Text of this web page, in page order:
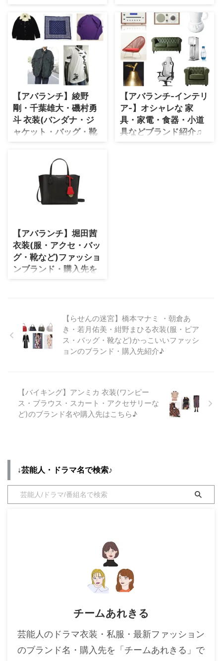
ブランド・購入先を全
話まとめ♪
高橋メアリージュンさんがアバラ
ンチで着用している衣装のブラン
ド名や購入先をリサーチして、最
終話まで随時更新していきます！
先を全話まとめ♪
【アバランチ-AVALANCHE-】木
村佳乃(きむらよしの)・山守美智
代(やまもりみちよ)役ドラマ衣装
速報♪ #アバランチ 初回放送まで
あと1日！
pic.twitter.com/P7BUCGkrTq —
25日第2話 綾野剛主演 アバラン
チ (@avalanche_ktv) October
17, 2021 【アバランチ】木村佳
乃さんの山守美智代(やまもりみ
ちよ)役衣装・ファッション(洋
服・アクセ・靴・バッグ・腕時
計・小道具など)のブランド名・
【アバランチ】綾野
剛・千葉雄大・磯村勇
斗 衣装(バンダナ・ジ
ャケット・バッグ・靴
など)かっこいいファッ
入先を全話まとめ♪
「アバランチ」綾野剛さんの衣装
をチェックして随時更新♪常識外
れのアウトロー集団「アバラン
【アバランチ-インテリ
ア-】オシャレな 家
具・家電・食器・小道
具などブランド紹介♫
「アバランチ」常識外れのアウト
【アバランチ】堀田茜
衣装(服・アクセ・バッ
グ・靴など)ファッショ
ンブランド・購入先を
全話まとめ♪
内閣官房副長官の秘書役ドラマ衣
装速報♪ #アバランチ 初回放送ま
であと1日！
pic.twitter.com/P7BUCGkrTq —
25日第2話 綾野剛主演 アバラン
服・アクセ・靴・バッグ・腕時
計・小道具など)のブランド名・
購入先をリサーチして紹介してい
【らせんの迷宮】橋本マナミ ・朝倉あ
き・若月佑美・紺野まひる衣装(服・ピア
ス・バッグ・靴など)かっこいいファッシ
ョンのブランド・購入先紹介♪
【バイキング】アンミカ 衣装(ワンピー
ス・ブラウス・スカート・アクセサリーな
ど)のブランド名や購入先はこちら♪
↓芸能人・ドラマ名で検索♪
チームあれきる
芸能人のドラマ衣装・私服・最新ファッション
のブランド名・購入先を「チームあれきる」で